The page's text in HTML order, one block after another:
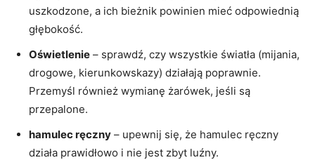
uszkodzone, a ich bieżnik powinien mieć odpowiednią
głębokość.
Oświetlenie – sprawdź, czy wszystkie światła (mijania,
drogowe, kierunkowskazy) działają poprawnie.
Przemyśl również wymianę żarówek, jeśli są
przepalone.
hamulec ręczny – upewnij się, że hamulec ręczny
działa prawidłowo i nie jest zbyt luźny.